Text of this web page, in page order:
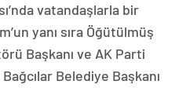
vatandaşlarla bir
yanı sıra Öğütülmüş
Başkanı ve AK Parti
Belediye Başkanı